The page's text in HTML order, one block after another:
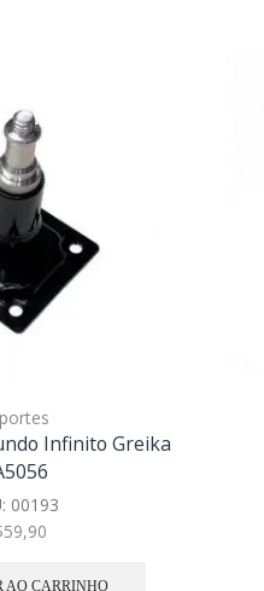
Infinito Greika
00193
59,90
AO CARRINHO